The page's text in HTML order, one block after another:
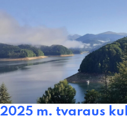
2025 m. tvaraus